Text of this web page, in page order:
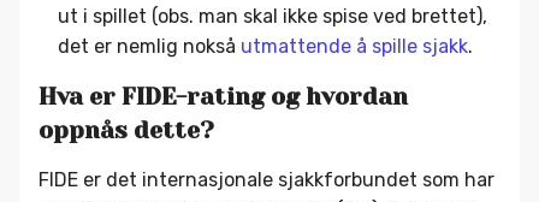
ut i spillet (obs. man skal ikke spise ved brettet),
det er nemlig nokså utmattende å spille sjakk.
Hva er FIDE-rating og hvordan
oppnås dette?
FIDE er det internasjonale sjakkforbundet som har